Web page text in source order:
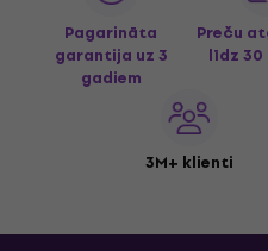
Pagarināta
garantija uz 3
gadiem
Preču
līdz 30
3M+ klienti